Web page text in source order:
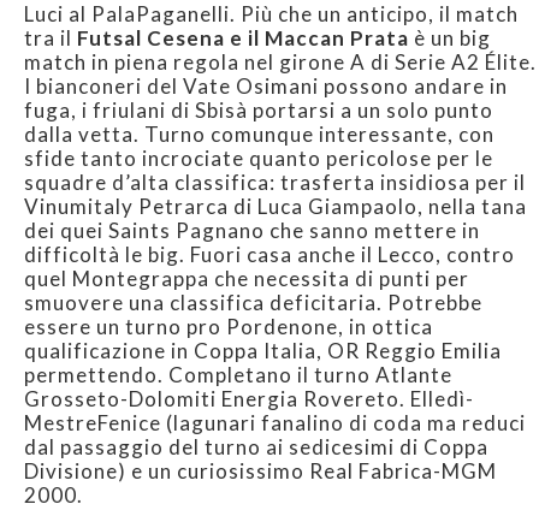
Luci al PalaPaganelli. Più che un anticipo, il match
tra il Futsal Cesena e il Maccan Prata è un big
match in piena regola nel girone A di Serie A2 Élite.
I bianconeri del Vate Osimani possono andare in
fuga, i friulani di Sbisà portarsi a un solo punto
dalla vetta. Turno comunque interessante, con
sfide tanto incrociate quanto pericolose per le
squadre d’alta classifica: trasferta insidiosa per il
Vinumitaly Petrarca di Luca Giampaolo, nella tana
dei quei Saints Pagnano che sanno mettere in
difficoltà le big. Fuori casa anche il Lecco, contro
quel Montegrappa che necessita di punti per
smuovere una classifica deficitaria. Potrebbe
essere un turno pro Pordenone, in ottica
qualificazione in Coppa Italia, OR Reggio Emilia
permettendo. Completano il turno Atlante
Grosseto-Dolomiti Energia Rovereto. Elledì-
MestreFenice (lagunari fanalino di coda ma reduci
dal passaggio del turno ai sedicesimi di Coppa
Divisione) e un curiosissimo Real Fabrica-MGM
2000.